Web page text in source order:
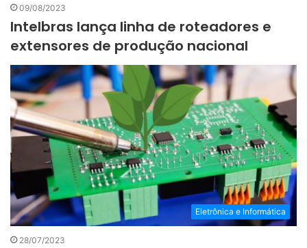
09/08/2023
Intelbras lança linha de roteadores e
extensores de produção nacional
Eletrônica e Informática
28/07/2023